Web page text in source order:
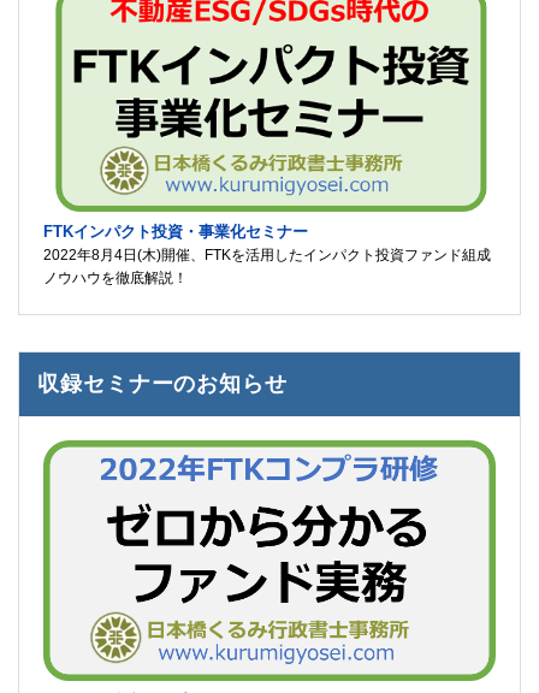
FTKインパクト投資・事業化セミナー
2022年8月4日(木)開催、FTKを活用したインパクト投資ファンド組成
ノウハウを徹底解説！
収録セミナーのお知らせ